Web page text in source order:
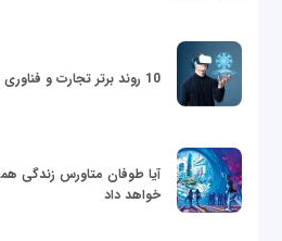
10 روند برتر تجارت و فناوری در سال 2022
آیا طوفان متاورس زندگی
خواهد داد